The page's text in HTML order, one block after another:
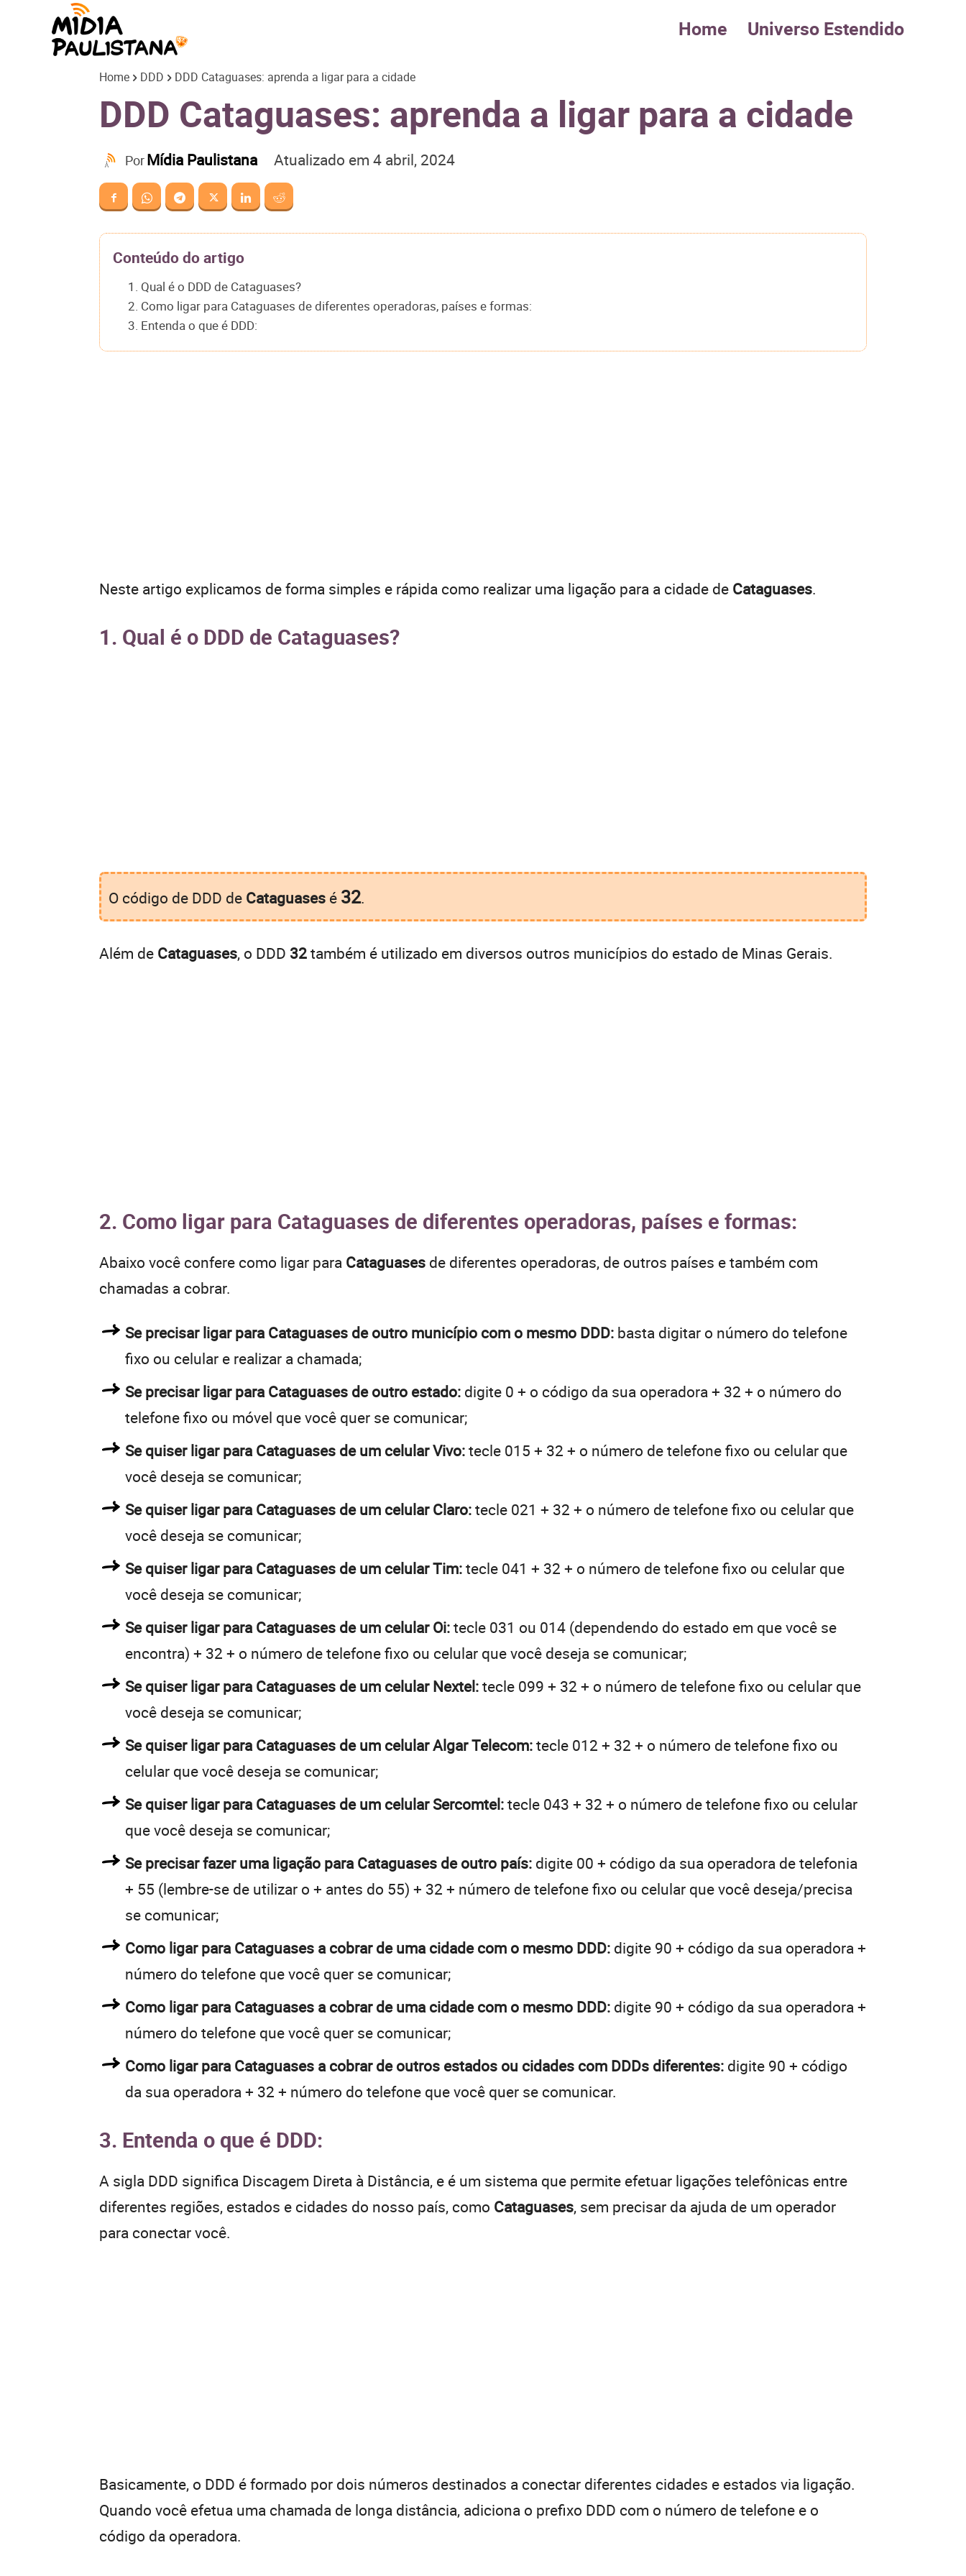
Paulistana
Home Universo Estendido
Home DDD DDD Cataguases: aprenda a ligar para a cidade
DDD Cataguases: aprenda a ligar para a cidade
PorMídia Paulistana Atualizado em 4 abril, 2024
Conteúdo do artigo
1. Qual é o DDD de Cataguases?
2. Como ligar para Cataguases de diferentes operadoras, países e formas:
3. Entenda o que é DDD:
Neste artigo explicamos de forma simples e rápida como realizar uma ligação para a cidade de Cataguases.
1. Qual é o DDD de Cataguases?
O código de DDD de Cataguases é 32.
Além de Cataguases, o DDD 32também é utilizado em diversos outros municípios do estado de Minas Gerais.
2. Como ligar para Cataguases de diferentes operadoras, países e formas:
Abaixo você confere como ligar para Cataguases de diferentes operadoras, de outros países e também com
chamadas a cobrar.
Se precisar ligar para Cataguases de outro município com o mesmo DDD: basta digitar o número do telefone
fixo ou celular e realizar a chamada;
Se precisar ligar para Cataguases de outro estado: digite 0 + o código da sua operadora + 32 + o número do
telefone fixo ou móvel que você quer se comunicar;
Se quiser ligar para Cataguases de um celular Vivo:tecle 015 + 32 + o número de telefone fixo ou celular que
você deseja se comunicar;
Se quiser ligar para Cataguases de um celular Claro:tecle 021 + 32 + o número de telefone fixo ou celular que
você deseja se comunicar;
Se quiser ligar para Cataguases de um celular Tim:tecle 041 + 32 + o número de telefone fixo ou celular que
você deseja se comunicar;
Se quiser ligar para Cataguases de um celular Oi:tecle 031 ou 014 (dependendo do estado em que você se
encontra) + 32 + o número de telefone fixo ou celular que você deseja se comunicar;
Se quiser ligar para Cataguases de um celular Nextel:tecle 099 + 32 + o número de telefone fixo ou celular que
você deseja se comunicar;
Se quiser ligar para Cataguases de um celular Algar Telecom:tecle 012 + 32 + o número de telefone fixo ou
celular que você deseja se comunicar;
Se quiser ligar para Cataguases de um celular Sercomtel:tecle 043 + 32 + o número de telefone fixo ou celular
que você deseja se comunicar;
Se precisar fazer uma ligação para Cataguases de outro país: digite 00 + código da sua operadora de telefonia
+ 55 (lembre-se de utilizar o + antes do 55) + 32 + número de telefone fixo ou celular que você deseja/precisa
se comunicar;
Como ligar para Cataguases a cobrar de uma cidade com o mesmo DDD: digite 90 + código da sua operadora +
número do telefone que você quer se comunicar;
Como ligar para Cataguases a cobrar de uma cidade com o mesmo DDD: digite 90 + código da sua operadora +
número do telefone que você quer se comunicar;
Como ligar para Cataguases a cobrar de outros estados ou cidades com DDDs diferentes: digite 90 + código
da sua operadora + 32 + número do telefone que você quer se comunicar.
3. Entenda o que é DDD:
A sigla DDD significa Discagem Direta à Distância, e é um sistema que permite efetuar ligações telefônicas entre
diferentes regiões, estados e cidades do nosso país, como Cataguases, sem precisar da ajuda de um operador
para conectar você.
Basicamente, o DDD é formado por dois números destinados a conectar diferentes cidades e estados via ligação.
Quando você efetua uma chamada de longa distância, adiciona o prefixo DDD com o número de telefone e o
código da operadora.